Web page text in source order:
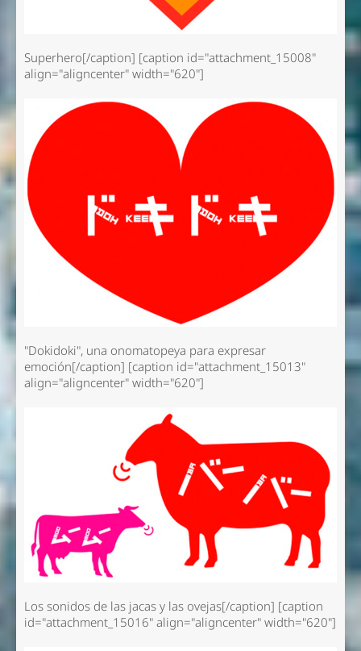
Superhero[/caption] [caption id="attachment_15008"
align="aligncenter" width="620"]
"Dokidoki", una onomatopeya para expresar
emoción[/caption] [caption id="attachment_15013"
align="aligncenter" width="620"]
Los sonidos de las jacas y las ovejas[/caption] [caption
id="attachment_15016" align="aligncenter" width="620"]